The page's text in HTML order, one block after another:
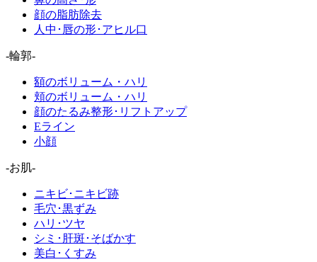
顔の脂肪除去
人中･唇の形･アヒル口
-輪郭-
額のボリューム・ハリ
頬のボリューム・ハリ
顔のたるみ整形･リフトアップ
Eライン
小顔
-お肌-
ニキビ･ニキビ跡
毛穴･黒ずみ
ハリ･ツヤ
シミ･肝斑･そばかす
美白･くすみ